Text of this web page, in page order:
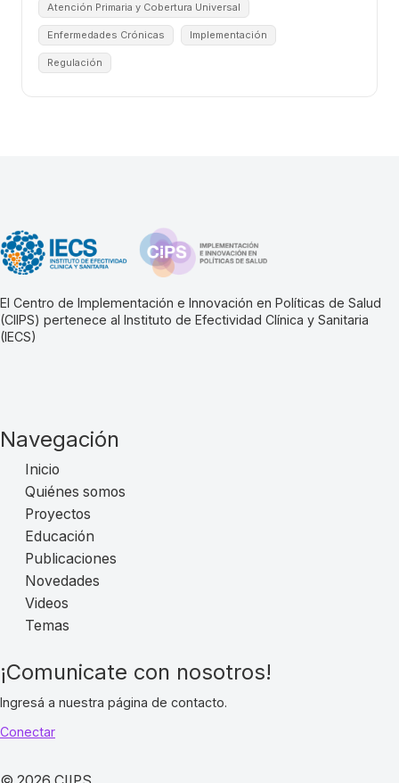
Atención Primaria y Cobertura Universal
Enfermedades Crónicas Implementación
Regulación
El Centro de Implementación e Innovación en Políticas de Salud
(CIIPS) pertenece al Instituto de Efectividad Clínica y Sanitaria
(IECS)
Navegación
Inicio
Quiénes somos
Proyectos
Educación
Publicaciones
Novedades
Videos
Temas
¡Comunicate con nosotros!
Ingresá a nuestra página de contacto.
Conectar